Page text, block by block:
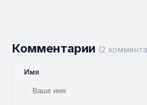
Комментарии (2
Имя